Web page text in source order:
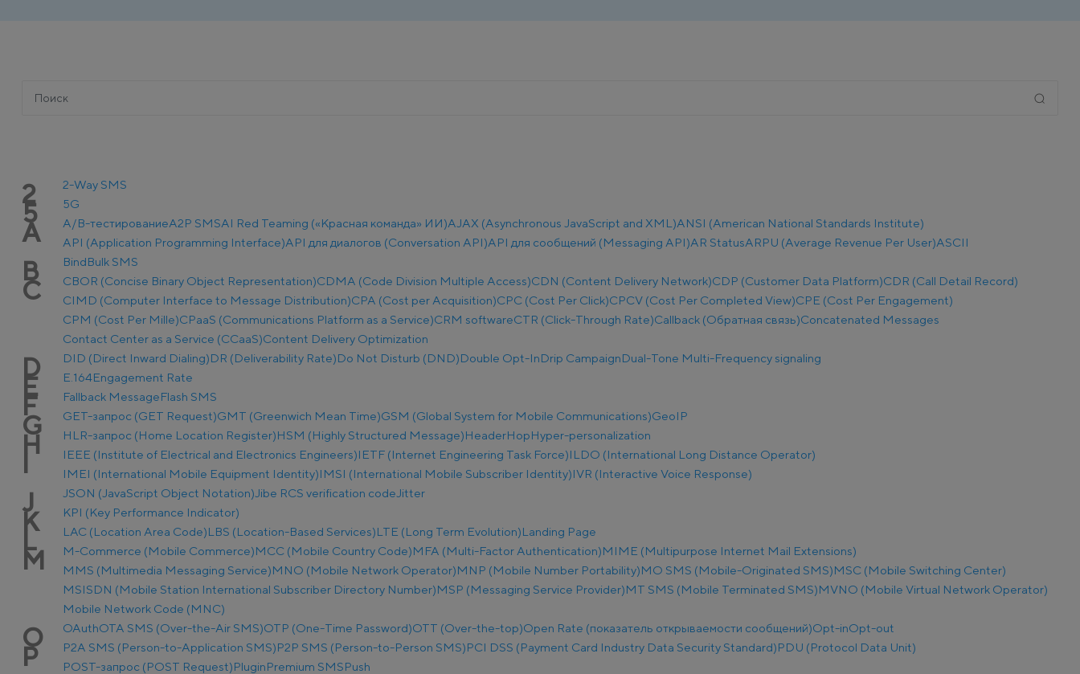
2 2-Way SMS
5 5G
A A/B-тестированиеA2P SMSAI Red Teaming («Красная команда» ИИ)AJAX (Asynchronous JavaScript and XML)ANSI (American National Standards Institute)
API (Application Programming Interface)API для диалогов (Conversation API)API для сообщений (Messaging API)AR StatusARPU (Average Revenue Per User)ASCII
B BindBulk SMS
C CBOR (Concise Binary Object Representation)CDMA (Code Division Multiple Access)CDN (Content Delivery Network)CDP (Customer Data Platform)CDR (Call Detail Record)
CIMD (Computer Interface to Message Distribution)CPA (Cost per Acquisition)CPC (Cost Per Click)CPCV (Cost Per Completed View)CPE (Cost Per Engagement)
CPM (Cost Per Mille)CPaaS (Communications Platform as a Service)CRM softwareCTR (Click-Through Rate)Callback (Обратная связь)Concatenated Messages
Contact Center as a Service (CCaaS)Content Delivery Optimization
D DID (Direct Inward Dialing)DR (Deliverability Rate)Do Not Disturb (DND)Double Opt-InDrip CampaignDual-Tone Multi-Frequency signaling
E E.164Engagement Rate
F Fallback MessageFlash SMS
G GET-запрос (GET Request)GMT (Greenwich Mean Time)GSM (Global System for Mobile Communications)GeoIP
H HLR-запрос (Home Location Register)HSM (Highly Structured Message)HeaderHopHyper-personalization
IEEE (Institute of Electrical and Electronics Engineers)IETF (Internet Engineering Task Force)ILDO (International Long Distance Operator)
IMEI (International Mobile Equipment Identity)IMSI (International Mobile Subscriber Identity)IVR (Interactive Voice Response)
J JSON (JavaScript Object Notation)Jibe RCS verification codeJitter
K KPI (Key Performance Indicator)
L LAC (Location Area Code)LBS (Location-Based Services)LTE (Long Term Evolution)Landing Page
M M-Commerce (Mobile Commerce)MCC (Mobile Country Code)MFA (Multi-Factor Authentication)MIME (Multipurpose Internet Mail Extensions)
MMS (Multimedia Messaging Service)MNO (Mobile Network Operator)MNP (Mobile Number Portability)MO SMS (Mobile-Originated SMS)MSC (Mobile Switching Center)
MSISDN (Mobile Station International Subscriber Directory Number)MSP (Messaging Service Provider)MT SMS (Mobile Terminated SMS)MVNO (Mobile Virtual Network Operator)
Mobile Network Code (MNC)
O OAuthOTA SMS (Over-the-Air SMS)OTP (One-Time Password)OTT (Over-the-top)Open Rate (показатель открываемости сообщений)Opt-inOpt-out
P P2A SMS (Person-to-Application SMS)P2P SMS (Person-to-Person SMS)PCI DSS (Payment Card Industry Data Security Standard)PDU (Protocol Data Unit)
POST-запрос (POST Request)PluginPremium SMSPush